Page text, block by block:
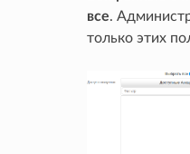
все.
только этих